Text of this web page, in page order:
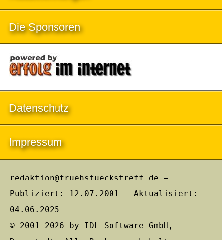
Die Sponsoren
Datenschutz
Impressum
redaktion@fruehstueckstreff.de –
Publiziert: 12.07.2001 – Aktualisiert:
04.06.2025
© 2001–2026 by IDL Software GmbH,